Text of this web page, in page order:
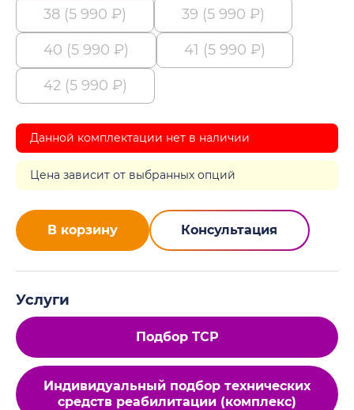
38 (5 990 ₽) 39 (5 990 ₽)
40 (5 990 ₽) 41 (5 990 ₽)
42 (5 990 ₽)
Данной комплектации нет в наличии
Цена зависит от выбранных опций
В корзину Консультация
Услуги
Подбор ТСР
Индивидуальный подбор технических
средств реабилитации (комплекс)